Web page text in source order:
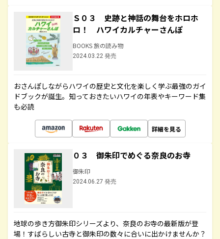
Ｓ０３ 史跡と神話の舞台をホロホ
ロ！ ハワイカルチャーさんぽ
BOOKS 旅の読み物
2024.03.22 発売
おさんぽしながらハワイの歴史と文化を楽しく学ぶ最強のガイ
ドブックが誕生。知っておきたいハワイの年表やキーワード集
も必読
詳細を見る
０３ 御朱印でめぐる奈良のお寺
御朱印
2024.06.27 発売
地球の歩き方御朱印シリーズより、奈良のお寺の最新版が登
場！すばらしい古寺と御朱印の数々に合いに出かけませんか？